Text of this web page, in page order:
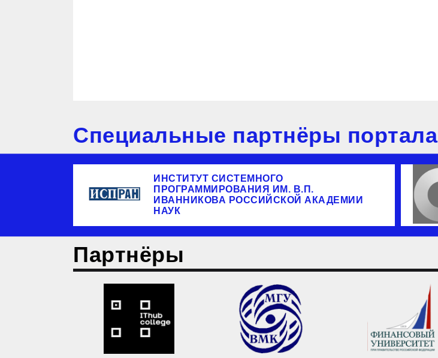
Специальные партнёры портала
ИНСТИТУТ СИСТЕМНОГО
ПРОГРАММИРОВАНИЯ ИМ. В.П.
ИВАННИКОВА РОССИЙСКОЙ АКАДЕМИИ
НАУК
Партнёры